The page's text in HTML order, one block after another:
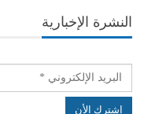
النشرة الإخبارية